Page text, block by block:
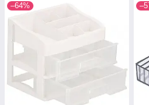
–64%